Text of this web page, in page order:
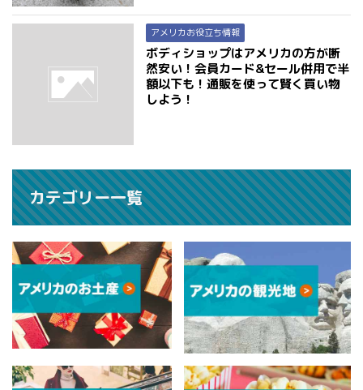
アメリカお役立ち情報
ボディショップはアメリカの方が断
然安い！会員カード&セール併用で半
額以下も！通販を使って賢く買い物
しよう！
カテゴリー一覧